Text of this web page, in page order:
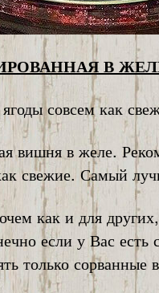
В
ягоды совсем как
вишня в желе.
свежие. Самый
как и для
если у Вас
только сорванные